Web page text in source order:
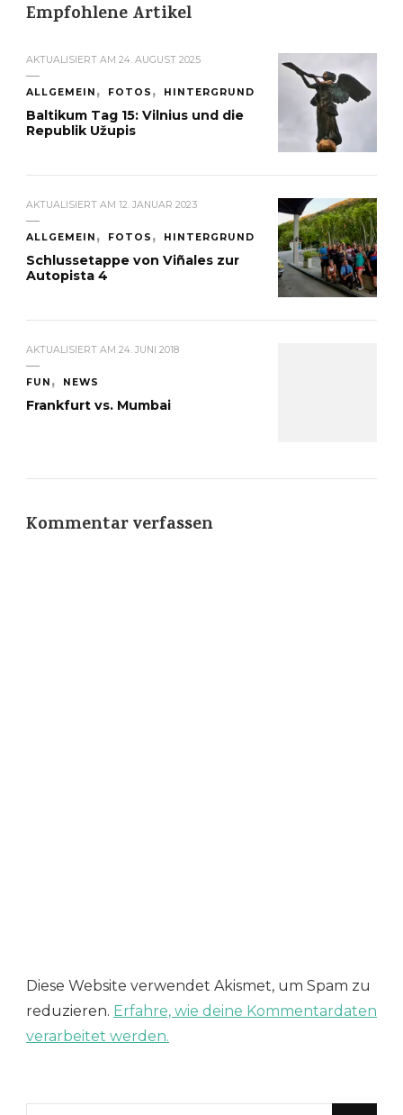
Empfohlene Artikel
AKTUALISIERT AM 24. AUGUST 2025
ALLGEMEIN FOTOS HINTERGRUND
Baltikum Tag 15: Vilnius und die
Republik Užupis
AKTUALISIERT AM 12. JANUAR 2023
ALLGEMEIN FOTOS HINTERGRUND
Schlussetappe von Viñales zur
Autopista 4
AKTUALISIERT AM 24. JUNI 2018
FUN NEWS
Frankfurt vs. Mumbai
Kommentar verfassen
Diese Website verwendet Akismet, um Spam zu
reduzieren. Erfahre, wie deine Kommentardaten
verarbeitet werden.